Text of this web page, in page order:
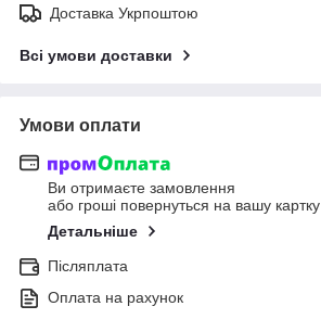
Доставка Укрпоштою
Всі умови доставки
Умови оплати
Ви отримаєте замовлення
або гроші повернуться на вашу картку
Детальніше
Післяплата
Оплата на рахунок